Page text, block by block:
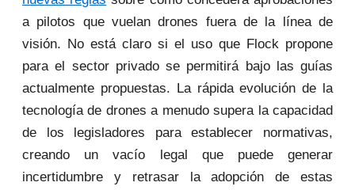
a pilotos que vuelan drones fuera de la línea de
visión. No está claro si el uso que Flock propone
para el sector privado se permitirá bajo las guías
actualmente propuestas. La rápida evolución de la
tecnología de drones a menudo supera la capacidad
de los legisladores para establecer normativas,
creando un vacío legal que puede generar
incertidumbre y retrasar la adopción de estas